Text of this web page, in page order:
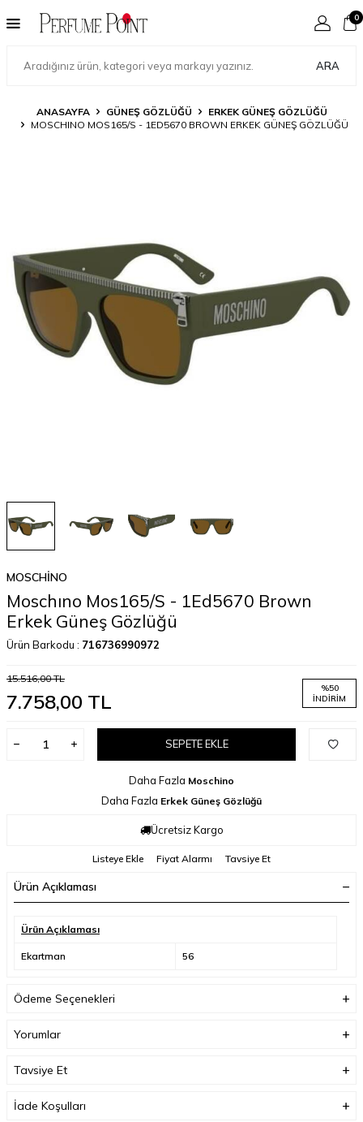
ARA
0
ANASAYFA GÜNEŞ GÖZLÜĞÜ
ERKEK GÜNEŞ GÖZLÜĞÜ
MOSCHINO MOS165/S - 1ED5670 BROWN ERKEK GÜNEŞ GÖZLÜĞÜ
MOSCHINO
Moschıno Mos165/S - 1Ed5670 Brown
Erkek Güneş Gözlüğü
Ürün Barkodu : 716736990972
15.516,00TL
7.758,00 TL
%50
İNDIRIM
SEPETE EKLE
Daha Fazla Moschino
Daha Fazla Erkek Güneş Gözlüğü
Ücretsiz Kargo
Listeye Ekle Fiyat Alarmı Tavsiye Et
Ürün Açıklaması
Ürün Açıklaması
Ekartman 56
Ödeme Seçenekleri
Yorumlar
Tavsiye Et
İade Koşulları